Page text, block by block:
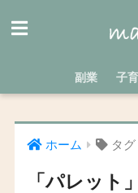
副業 子
ホーム タグ
「パレット